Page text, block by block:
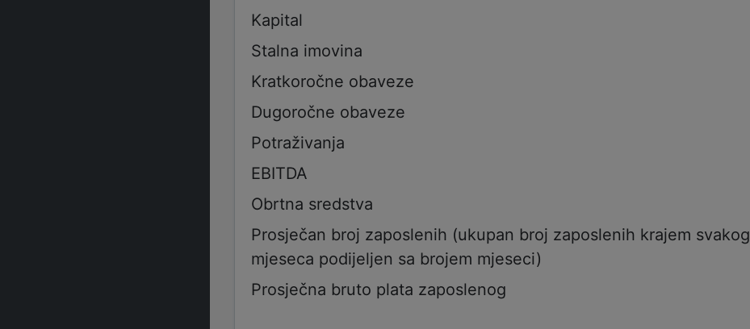
Kapital
Stalna imovina
Kratkoročne obaveze
Dugoročne obaveze
Potraživanja
EBITDA
Obrtna sredstva
Prosječan broj zaposlenih (ukupan broj zaposlenih krajem svakog
mjeseca podijeljen sa brojem mjeseci)
Prosječna bruto plata zaposlenog